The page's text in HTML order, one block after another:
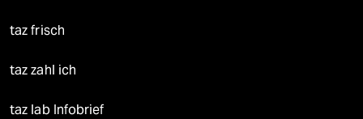
taz frisch
taz zahl ich
taz lab Infobrief